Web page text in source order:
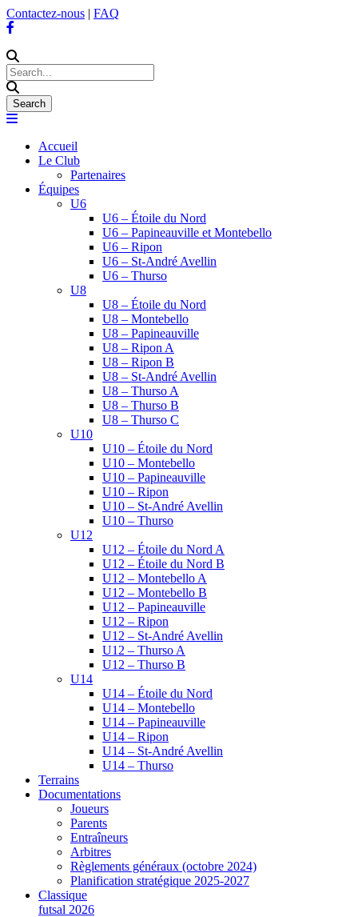
Contactez-nous | FAQ
Accueil
Le Club
Partenaires
Équipes
U6
U6 – Étoile du Nord
U6 – Papineauville et Montebello
U6 – Ripon
U6 – St-André Avellin
U6 – Thurso
U8
U8 – Étoile du Nord
U8 – Montebello
U8 – Papineauville
U8 – Ripon A
U8 – Ripon B
U8 – St-André Avellin
U8 – Thurso A
U8 – Thurso B
U8 – Thurso C
U10
U10 – Étoile du Nord
U10 – Montebello
U10 – Papineauville
U10 – Ripon
U10 – St-André Avellin
U10 – Thurso
U12
U12 – Étoile du Nord A
U12 – Étoile du Nord B
U12 – Montebello A
U12 – Montebello B
U12 – Papineauville
U12 – Ripon
U12 – St-André Avellin
U12 – Thurso A
U12 – Thurso B
U14
U14 – Étoile du Nord
U14 – Montebello
U14 – Papineauville
U14 – Ripon
U14 – St-André Avellin
U14 – Thurso
Terrains
Documentations
Joueurs
Parents
Entraîneurs
Arbitres
Règlements généraux (octobre 2024)
Planification stratégique 2025-2027
Classique
futsal 2026